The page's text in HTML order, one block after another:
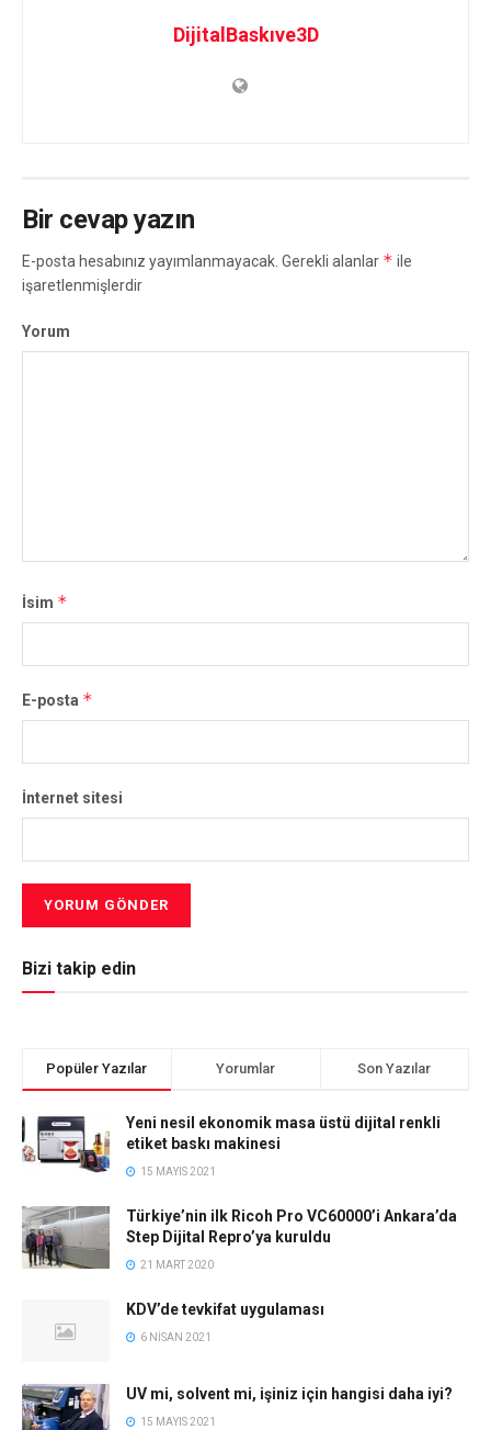
DijitalBaskıve3D
Bir cevap yazın
E-posta hesabınız yayımlanmayacak. Gerekli alanlar * ile
işaretlenmişlerdir
Yorum
İsim *
E-posta *
İnternet sitesi
Bizi takip edin
Popüler Yazılar Yorumlar Son Yazılar
Yeni nesil ekonomik masa üstü dijital renkli
etiket baskı makinesi
15 MAYIS 2021
Türkiye’nin ilk Ricoh Pro VC60000’i Ankara’da
Step Dijital Repro’ya kuruldu
21 MART 2020
KDV’de tevkifat uygulaması
6 NISAN 2021
UV mi, solvent mi, işiniz için hangisi daha iyi?
15 MAYIS 2021